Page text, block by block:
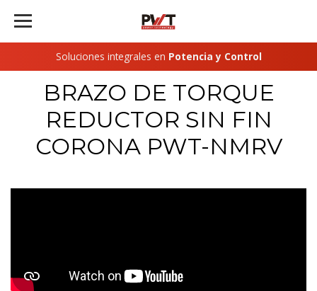
Soluciones integrales en Potencia y Control
BRAZO DE TORQUE
REDUCTOR SIN FIN
CORONA PWT-NMRV